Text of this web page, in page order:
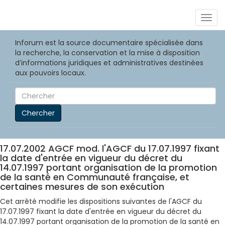
Inforum est la source documentaire spécialisée dans
la recherche, la conservation et la mise à disposition
d’informations juridiques et administratives destinées
aux pouvoirs locaux.
Chercher
17.07.2002 AGCF mod. l'AGCF du 17.07.1997 fixant
la date d'entrée en vigueur du décret du
14.07.1997 portant organisation de la promotion
de la santé en Communauté française, et
certaines mesures de son exécution
Cet arrêté modifie les dispositions suivantes de l'AGCF du
17.07.1997 fixant la date d'entrée en vigueur du décret du
14.07.1997 portant organisation de la promotion de la santé en